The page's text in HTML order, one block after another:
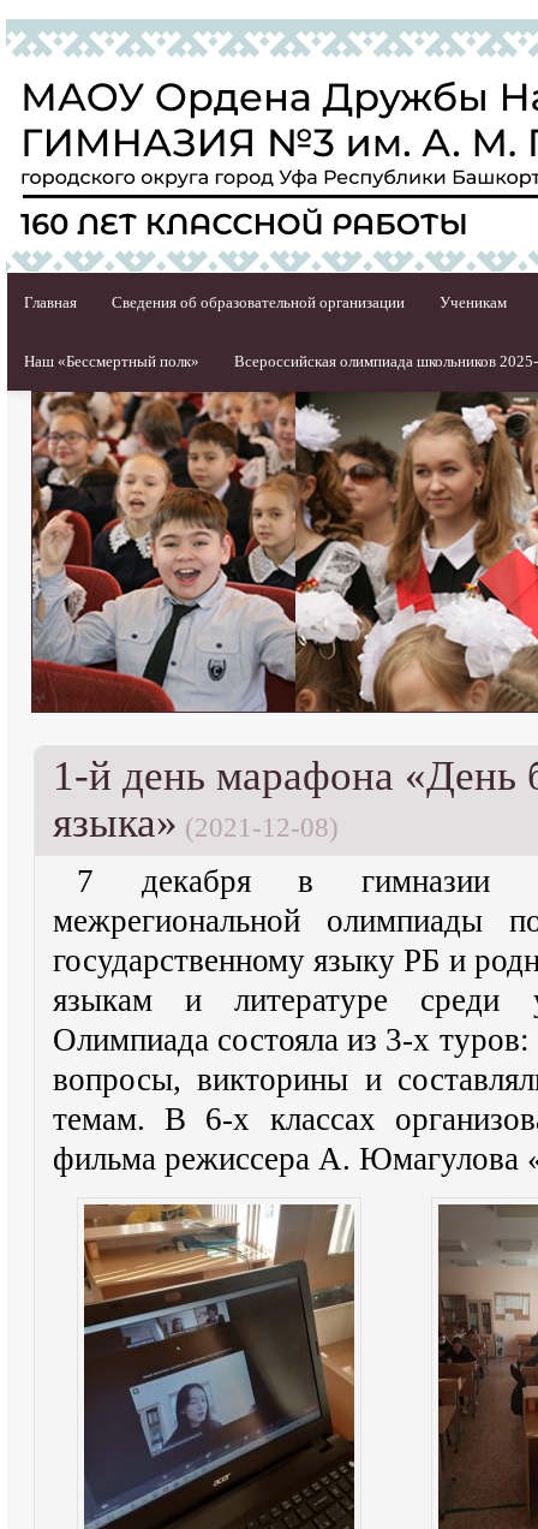
Главная Сведения об образовательной организации Ученикам
Наш «Бессмертный полк» Всероссийская олимпиада школьников
1-й день марафона «День
языка» (2021-12-08)
7 декабря в гимназии
межрегиональной олимпиады
государственному языку РБ и
языкам и литературе среди
Олимпиада состояла из 3-х туров:
вопросы, викторины и
темам. В 6-х классах
фильма режиссера А. Юмагулова